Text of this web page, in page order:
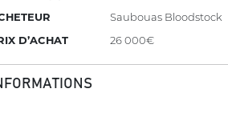
Saubouas Bloodstock
D’ACHAT
26 000€